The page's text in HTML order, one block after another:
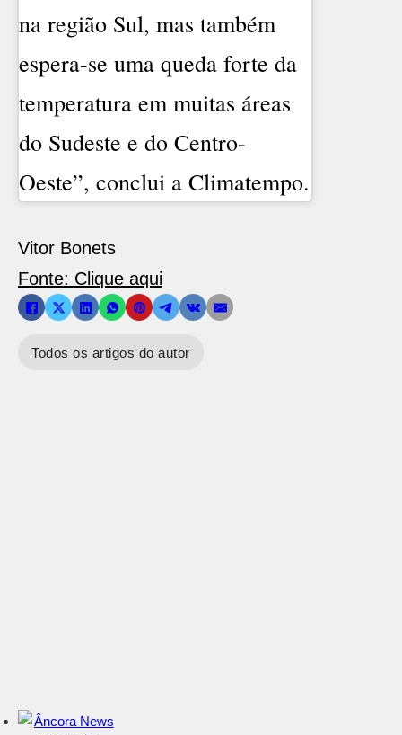
na região Sul, mas também
espera-se uma queda forte da
temperatura em muitas áreas
do Sudeste e do Centro-
Oeste”, conclui a Climatempo.
Vitor Bonets
Fonte: Clique aqui
Todos os artigos do autor